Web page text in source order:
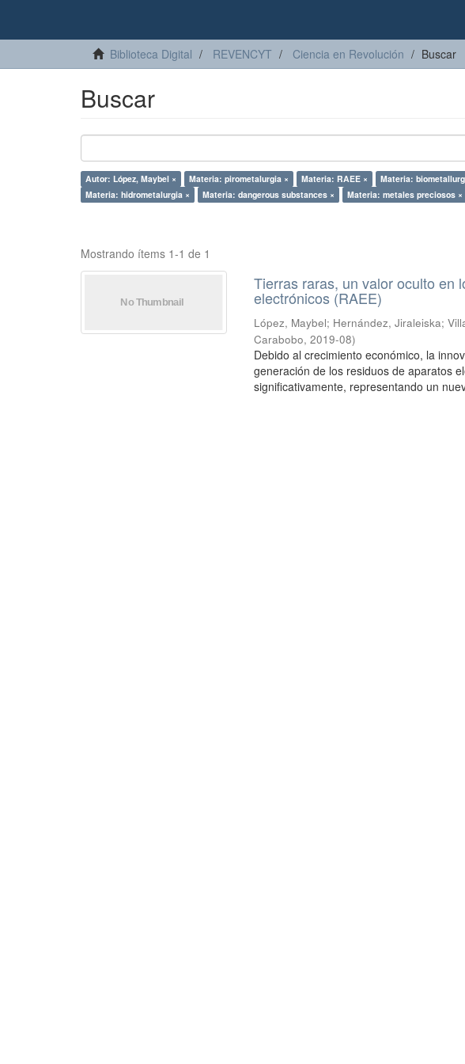
Biblioteca Digital REVENCYT Ciencia en Revolución Buscar
Buscar
Autor: López, Maybel × Materia: pirometalurgia × Materia: RAEE × Materia:
Materia: hidrometalurgia ×
Materia: dangerous substances × Materia: metales preciosos ×
Mostrando ítems 1-1 de 1
Tierras raras, un valor oculto en
electrónicos (RAEE)
López, Maybel; Hernández, Jiraleiska;
Carabobo,2019-08)
Debido al crecimiento económico, la
generación de los residuos de aparatos
significativamente, representando un